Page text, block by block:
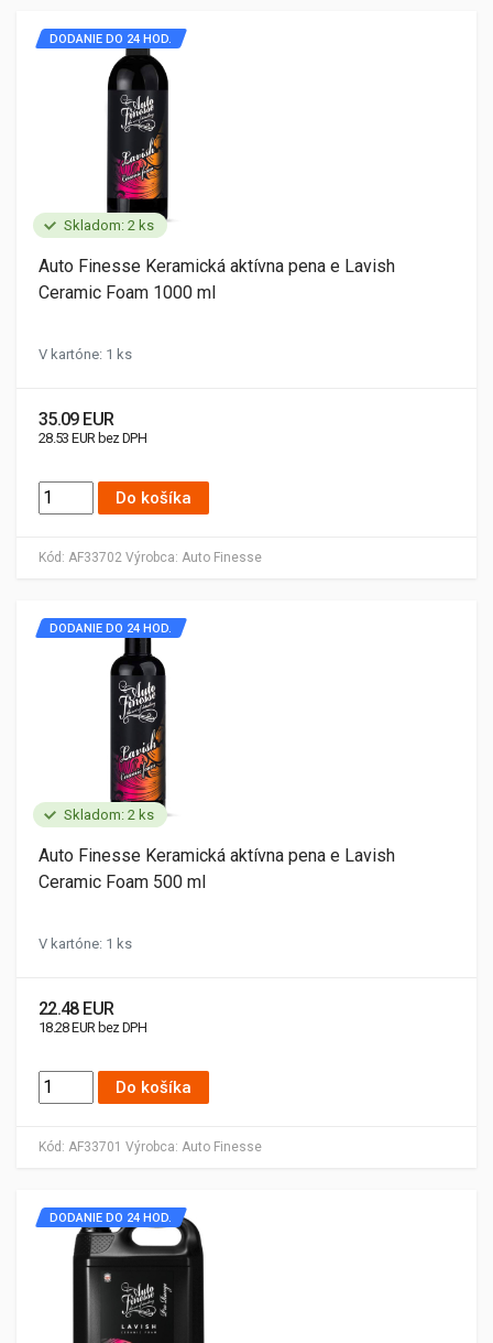
Skladom: 2 ks
Kód: AF33702 Výrobca: Auto Finesse
DODANIE DO 24 HOD.
Auto Finesse Keramická aktívna pena e Lavish
Ceramic Foam 1000 ml
V kartóne: 1 ks
35.09 EUR
28.53 EUR bez DPH
Do košíka
Skladom: 2 ks
Kód: AF33701 Výrobca: Auto Finesse
DODANIE DO 24 HOD.
Auto Finesse Keramická aktívna pena e Lavish
Ceramic Foam 500 ml
V kartóne: 1 ks
22.48 EUR
18.28 EUR bez DPH
Do košíka
DODANIE DO 24 HOD.